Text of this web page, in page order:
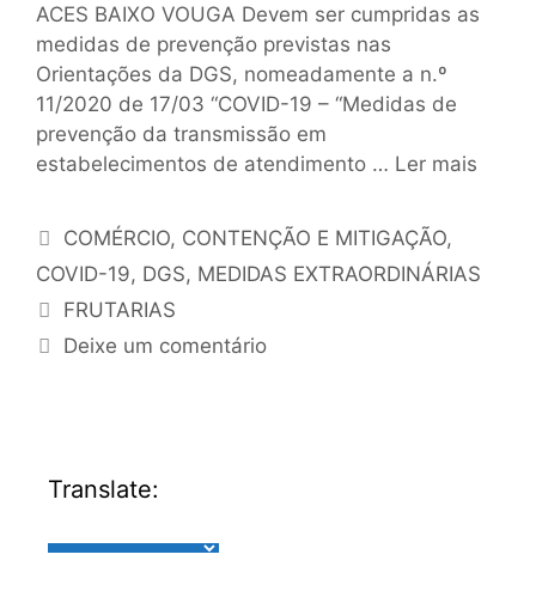
ACES BAIXO VOUGA Devem ser cumpridas as
medidas de prevenção previstas nas
Orientações da DGS, nomeadamente a n.º
11/2020 de 17/03 “COVID-19 – “Medidas de
prevenção da transmissão em
estabelecimentos de atendimento … Ler mais
COMÉRCIO, CONTENÇÃO E MITIGAÇÃO,
COVID-19, DGS, MEDIDAS EXTRAORDINÁRIAS
FRUTARIAS
Deixe um comentário
Translate: